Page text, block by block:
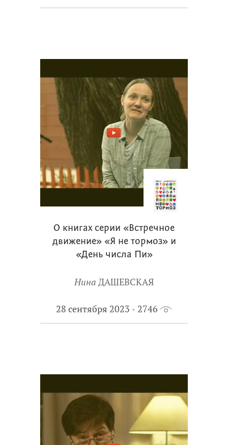
О книгах серии «Встречное
движение» «Я не тормоз» и
«День числа Пи»
Нина ДАШЕВСКАЯ
28 сентября 2023 2746